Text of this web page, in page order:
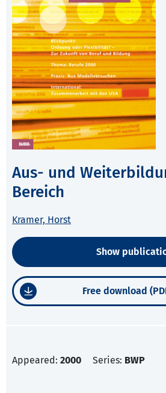
Aus- und
Bereich
Kramer, Horst
Show
Free download
Appeared: 2000 Series: BWP